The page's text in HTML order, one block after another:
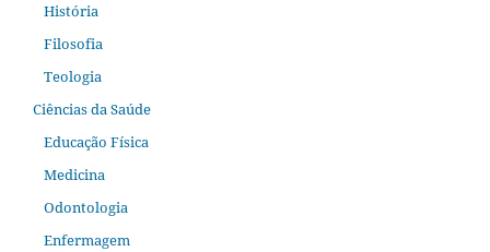
História
Filosofia
Teologia
Ciências da Saúde
Educação Física
Medicina
Odontologia
Enfermagem